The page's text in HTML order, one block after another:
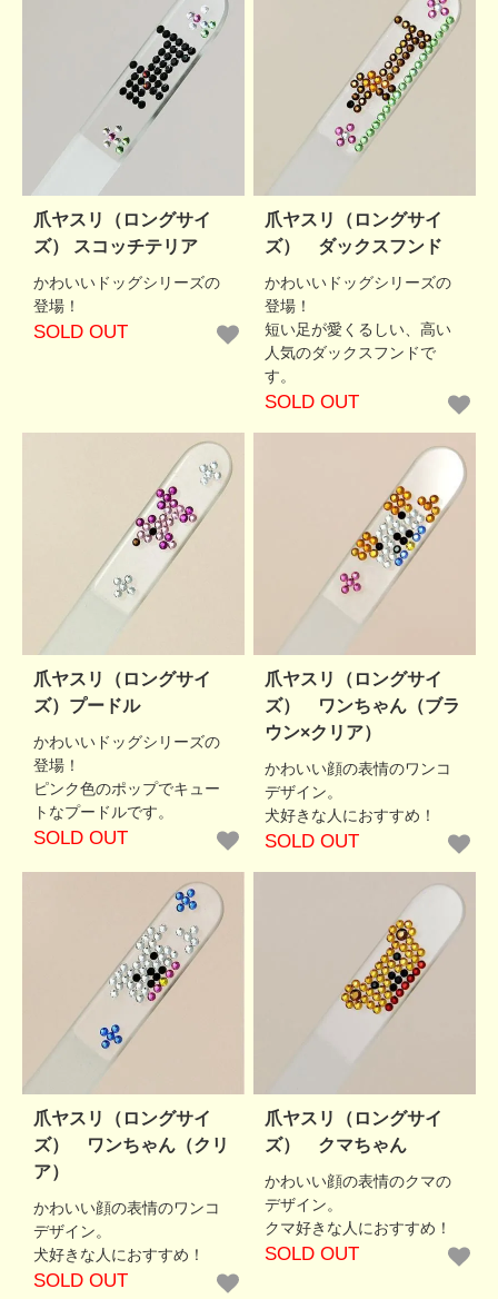
爪ヤスリ（ロングサイ
ズ） スコッチテリア
かわいいドッグシリーズの
登場！
SOLD OUT
爪ヤスリ（ロングサイ
ズ） ダックスフンド
かわいいドッグシリーズの
登場！
短い足が愛くるしい、高い
人気のダックスフンドで
す。
SOLD OUT
爪ヤスリ（ロングサイ
ズ）プードル
かわいいドッグシリーズの
登場！
ピンク色のポップでキュー
トなプードルです。
SOLD OUT
爪ヤスリ（ロングサイ
ズ） ワンちゃん（ブラ
ウン×クリア）
かわいい顔の表情のワンコ
デザイン。
犬好きな人におすすめ！
SOLD OUT
爪ヤスリ（ロングサイ
ズ） ワンちゃん（クリ
ア）
かわいい顔の表情のワンコ
デザイン。
犬好きな人におすすめ！
SOLD OUT
爪ヤスリ（ロングサイ
ズ） クマちゃん
かわいい顔の表情のクマの
デザイン。
クマ好きな人におすすめ！
SOLD OUT